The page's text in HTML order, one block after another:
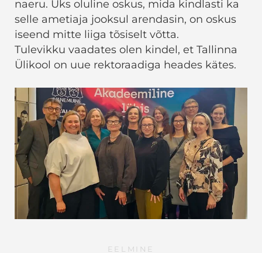
naeru. Üks oluline oskus, mida kindlasti ka
selle ametiaja jooksul arendasin, on oskus
iseend mitte liiga tõsiselt võtta.
Tulevikku vaadates olen kindel, et Tallinna
Ülikool on uue rektoraadiga heades kätes.
EELMINE